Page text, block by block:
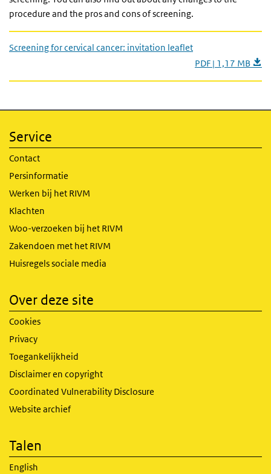
procedure and the pros and cons of screening.
Screening for cervical cancer: invitation leaflet
PDF | 1,17 MB
Service
Contact
Persinformatie
Werken bij het RIVM
Klachten
Woo-verzoeken bij het RIVM
Zakendoen met het RIVM
Huisregels sociale media
Over deze site
Cookies
Privacy
Toegankelijkheid
Disclaimer en copyright
Coordinated Vulnerability Disclosure
Website archief
Talen
English